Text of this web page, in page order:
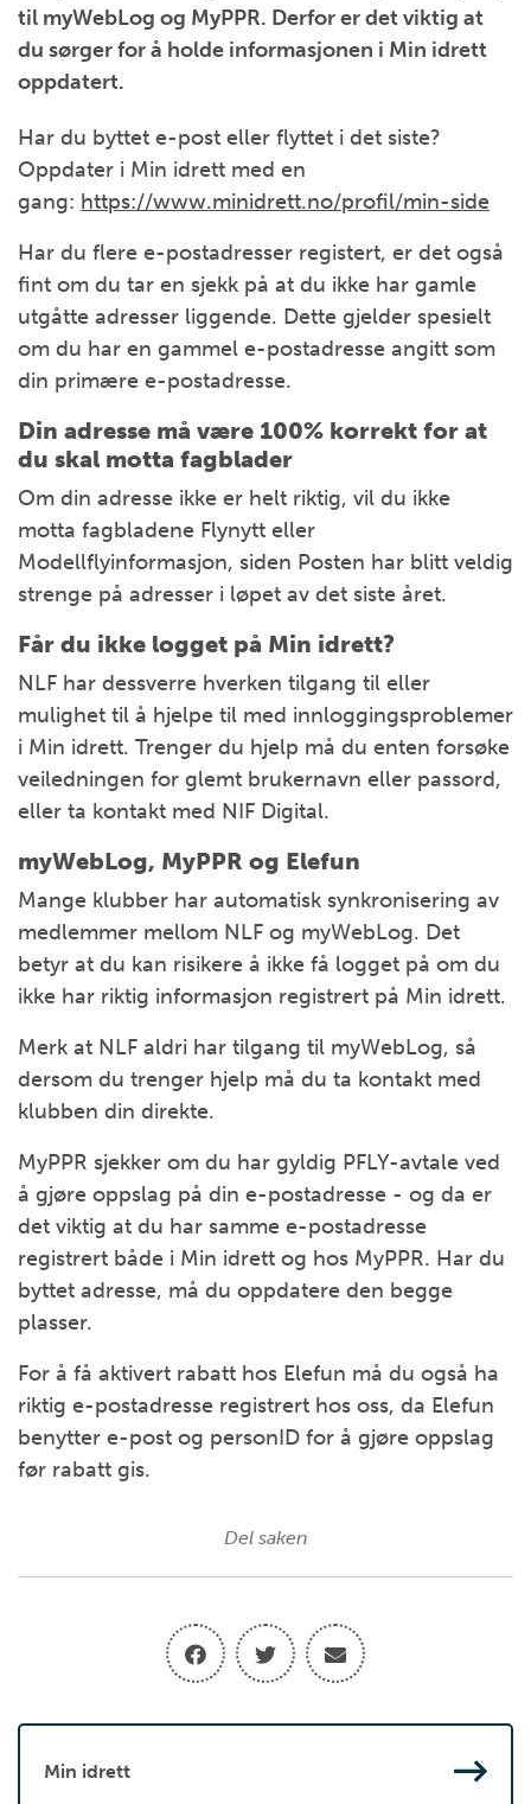
til myWebLog og MyPPR. Derfor er det viktig at
du sørger for å holde informasjonen i Min idrett
oppdatert.
Har du byttet e-post eller flyttet i det siste?
Oppdater i Min idrett med en
gang: https://www.minidrett.no/profil/min-side
Har du flere e-postadresser registert, er det også
fint om du tar en sjekk på at du ikke har gamle
utgåtte adresser liggende. Dette gjelder spesielt
om du har en gammel e-postadresse angitt som
din primære e-postadresse.
Din adresse må være 100% korrekt for at
du skal motta fagblader
Om din adresse ikke er helt riktig, vil du ikke
motta fagbladene Flynytt eller
Modellflyinformasjon, siden Posten har blitt veldig
strenge på adresser i løpet av det siste året.
Får du ikke logget på Min idrett?
NLF har dessverre hverken tilgang til eller
mulighet til å hjelpe til med innloggingsproblemer
i Min idrett. Trenger du hjelp må du enten forsøke
veiledningen for glemt brukernavn eller passord,
eller ta kontakt med NIF Digital.
myWebLog, MyPPR og Elefun
Mange klubber har automatisk synkronisering av
medlemmer mellom NLF og myWebLog. Det
betyr at du kan risikere å ikke få logget på om du
ikke har riktig informasjon registrert på Min idrett.
Merk at NLF aldri har tilgang til myWebLog, så
dersom du trenger hjelp må du ta kontakt med
klubben din direkte.
MyPPR sjekker om du har gyldig PFLY-avtale ved
å gjøre oppslag på din e-postadresse - og da er
det viktig at du har samme e-postadresse
registrert både i Min idrett og hos MyPPR. Har du
byttet adresse, må du oppdatere den begge
plasser.
For å få aktivert rabatt hos Elefun må du også ha
riktig e-postadresse registrert hos oss, da Elefun
benytter e-post og personID for å gjøre oppslag
før rabatt gis.
Del saken
Min idrett